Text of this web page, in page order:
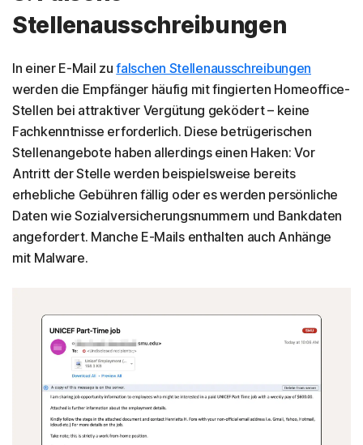
Stellenausschreibungen
In einer E-Mail zufalschen Stellenausschreibungen
werden die Empfänger häufig mit fingierten Homeoffice-
Stellen bei attraktiver Vergütung geködert – keine
Fachkenntnisse erforderlich. Diese betrügerischen
Stellenangebote haben allerdings einen Haken: Vor
Antritt der Stelle werden beispielsweise bereits
erhebliche Gebühren fällig oder es werden persönliche
Daten wie Sozialversicherungsnummern und Bankdaten
angefordert. Manche E-Mails enthalten auch Anhänge
mit Malware.